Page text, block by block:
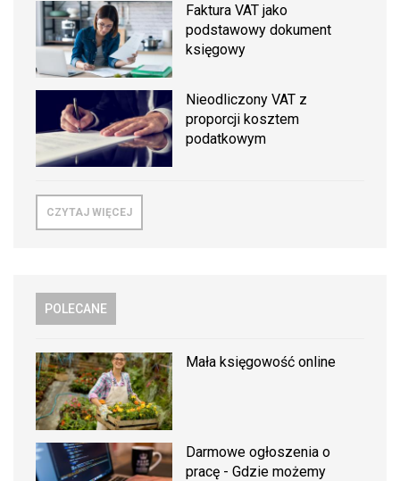
Faktura VAT jako
podstawowy dokument
księgowy
Nieodliczony VAT z
proporcji kosztem
podatkowym
CZYTAJ WIĘCEJ
POLECANE
Mała księgowość online
Darmowe ogłoszenia o
pracę - Gdzie możemy